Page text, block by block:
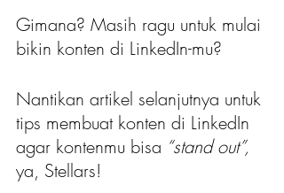
Gimana? Masih ragu untuk mulai
bikin konten di LinkedIn-mu?
Nantikan artikel selanjutnya untuk
tips membuat konten di LinkedIn
agar kontenmu bisa “stand out”,
ya, Stellars!